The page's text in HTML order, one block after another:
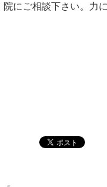
院にご相談下さい。力